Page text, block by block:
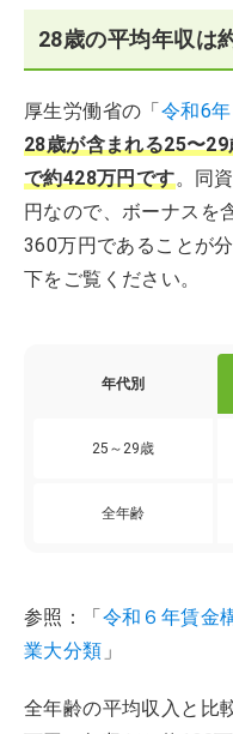
28歳の平均年収は
厚生労働省の「令和6
28歳が含まれる25〜
で約428万円です。同
円なので、ボーナスを
360万円であることが
下をご覧ください。
年代別
25～29歳
全年齢
参照：「令和６年賃金
業大分類 」
全年齢の平均収入と比